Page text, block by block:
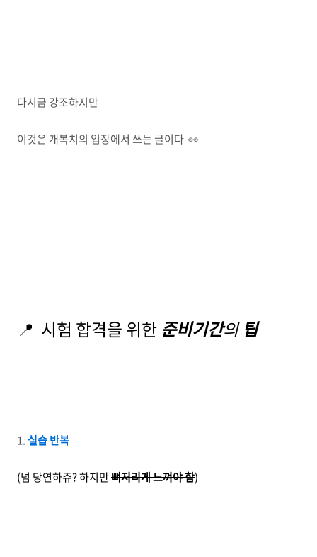
다시금 강조하지만
이것은 개복치의 입장에서 쓰는 글이다 👀
📍 시험 합격을 위한 준비기간의팁
1. 실습반복
(넘 당연하쥬? 하지만뼈저리게 느껴야 함)